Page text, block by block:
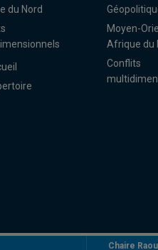
du Nord
Moyen-
Afrique du
Conflits
Chaire